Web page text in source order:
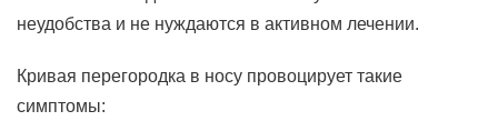
неудобства и не нуждаются в активном лечении.
Кривая перегородка в носу провоцирует такие
симптомы: